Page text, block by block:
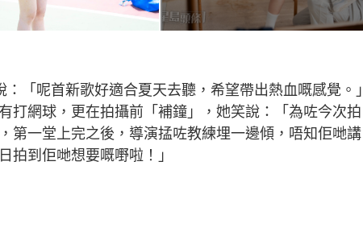
「呢首新歌好適合夏天去聽，希望帶出熱血嘅感覺。
打網球，更在拍攝前「補鐘」，她笑說：「為咗今次拍
第一堂上完之後，導演掹咗教練埋一邊傾，唔知佢哋講
拍到佢哋想要嘅嘢啦！」